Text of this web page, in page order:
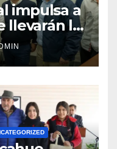
impulsa a
llevarán la